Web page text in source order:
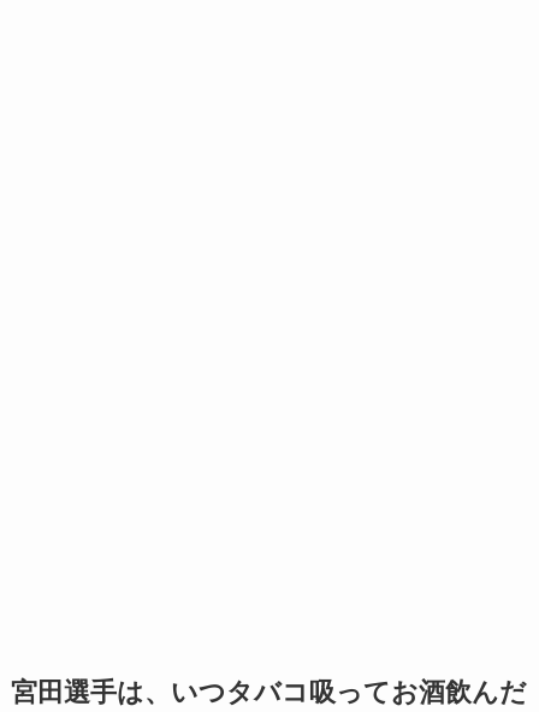
宮田選手は、いつタバコ吸ってお酒飲んだ